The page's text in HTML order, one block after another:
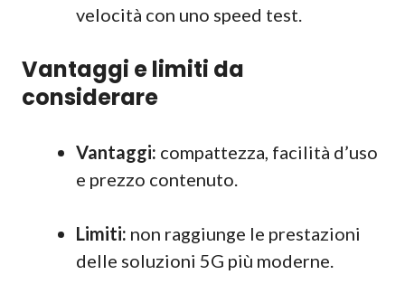
velocità con uno speed test.
Vantaggi e limiti da
considerare
Vantaggi: compattezza, facilità d’uso
e prezzo contenuto.
Limiti: non raggiunge le prestazioni
delle soluzioni 5G più moderne.